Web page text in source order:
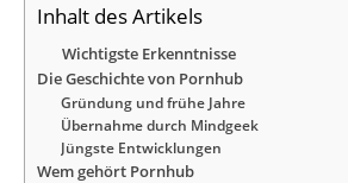
Inhalt des Artikels
Wichtigste Erkenntnisse
Die Geschichte von Pornhub
Gründung und frühe Jahre
Übernahme durch Mindgeek
Jüngste Entwicklungen
Wem gehört Pornhub